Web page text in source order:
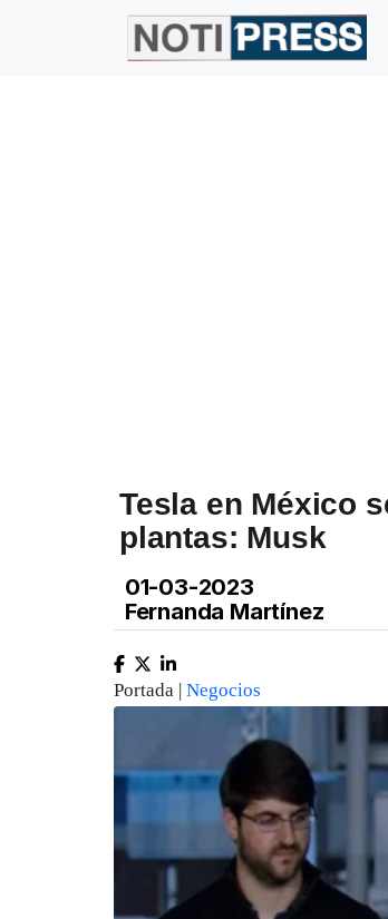
Tesla en México
plantas: Musk
01-03-2023
Fernanda Martínez
Portada | Negocios